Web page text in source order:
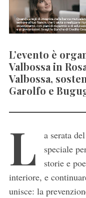
L’evento è
Valbossa in
Valbossa,
Garolfo e
L
a serata
speciale
storie e
interiore, e
unisce: la